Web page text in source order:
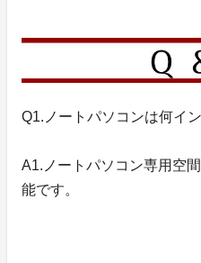
Q1.ノートパソコンは何イ
A1.ノートパソコン専用空
能です。